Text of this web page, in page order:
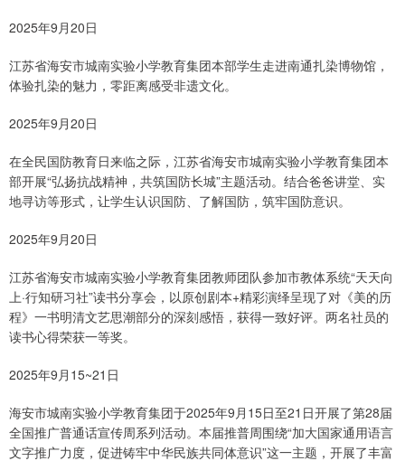
2025年9月20日
江苏省海安市城南实验小学教育集团本部学生走进南通扎染博物馆，
体验扎染的魅力，零距离感受非遗文化。
2025年9月20日
在全民国防教育日来临之际，江苏省海安市城南实验小学教育集团本
部开展“弘扬抗战精神，共筑国防长城”主题活动。结合爸爸讲堂、实
地寻访等形式，让学生认识国防、了解国防，筑牢国防意识。
2025年9月20日
江苏省海安市城南实验小学教育集团教师团队参加市教体系统“天天向
上·行知研习社”读书分享会，以原创剧本+精彩演绎呈现了对《美的历
程》一书明清文艺思潮部分的深刻感悟，获得一致好评。两名社员的
读书心得荣获一等奖。
2025年9月15~21日
海安市城南实验小学教育集团于2025年9月15日至21日开展了第28届
全国推广普通话宣传周系列活动。本届推普周围绕“加大国家通用语言
文字推广力度，促进铸牢中华民族共同体意识”这一主题，开展了丰富